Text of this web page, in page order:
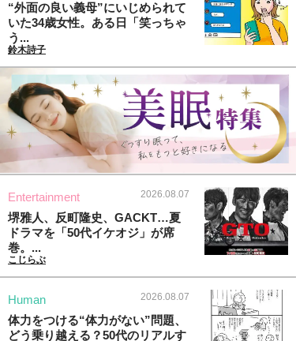
“外面の良い義母”にいじめられて
いた34歳女性。ある日「笑っちゃ
う...
鈴木詩子
Entertainment 2026.08.07
堺雅人、反町隆史、GACKT…夏
ドラマを「50代イケオジ」が席
巻。...
こじらぶ
Human 2026.08.07
体力をつける“体力がない”問題、
どう乗り越える？50代のリアルす